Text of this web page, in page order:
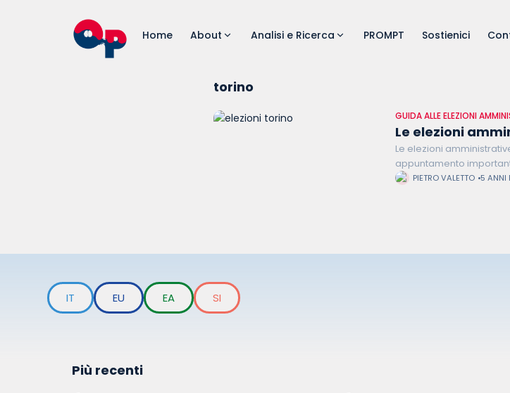
Home About Analisi e Ricerca PROMPT Sostienici
torino
GUIDA ALLE ELEZIONI
Le elezioni
Le elezioni
appuntamento
stabilendo in Piemonte.
PIETRO VALETTO 5 ANNI
IT EU EA SI
Più recenti